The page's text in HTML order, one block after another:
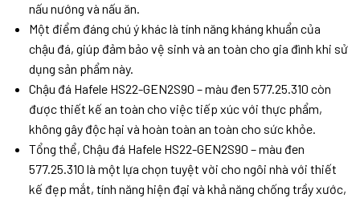
nấu nướng và nấu ăn.
Một điểm đáng chú ý khác là tính năng kháng khuẩn của
chậu đá, giúp đảm bảo vệ sinh và an toàn cho gia đình khi sử
dụng sản phẩm này.
Chậu đá Hafele HS22-GEN2S90 – màu đen 577.25.310 còn
được thiết kế an toàn cho việc tiếp xúc với thực phẩm,
không gây độc hại và hoàn toàn an toàn cho sức khỏe.
Tổng thể, Chậu đá Hafele HS22-GEN2S90 – màu đen
577.25.310 là một lựa chọn tuyệt vời cho ngôi nhà với thiết
kế đẹp mắt, tính năng hiện đại và khả năng chống trầy xước,